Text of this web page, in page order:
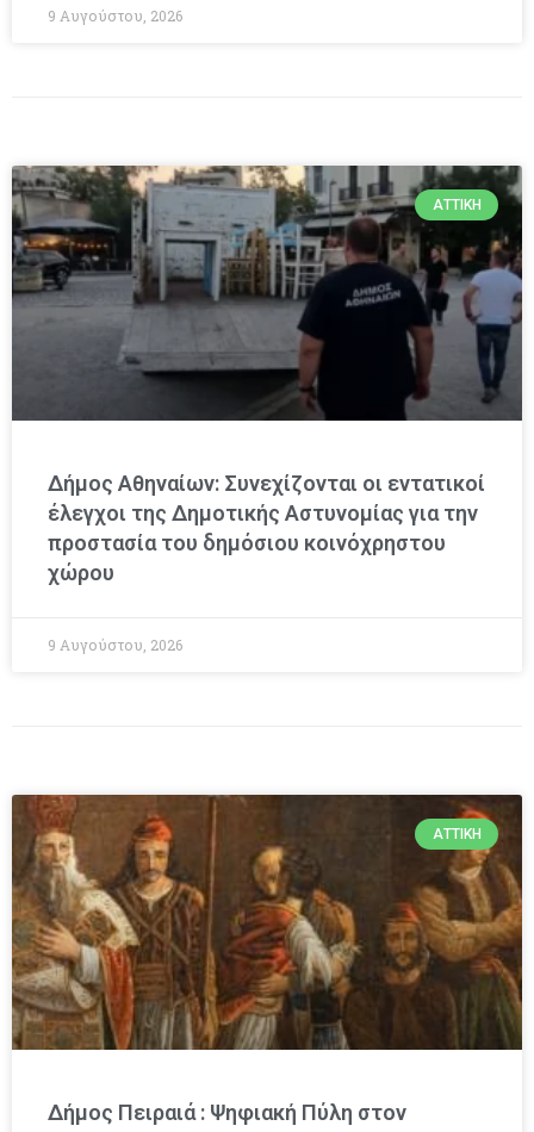
9 Αυγούστου, 2026
ΑΤΤΙΚΉ
Δήμος Αθηναίων: Συνεχίζονται οι εντατικοί
έλεγχοι της Δημοτικής Αστυνομίας για την
προστασία του δημόσιου κοινόχρηστου
χώρου
9 Αυγούστου, 2026
ΑΤΤΙΚΉ
Δήμος Πειραιά : Ψηφιακή Πύλη στον